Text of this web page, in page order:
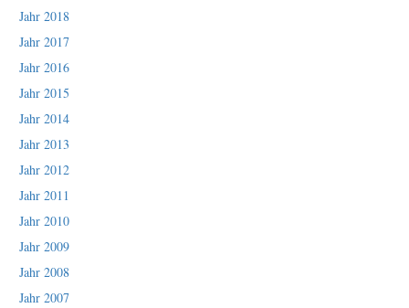
Jahr 2018
Jahr 2017
Jahr 2016
Jahr 2015
Jahr 2014
Jahr 2013
Jahr 2012
Jahr 2011
Jahr 2010
Jahr 2009
Jahr 2008
Jahr 2007